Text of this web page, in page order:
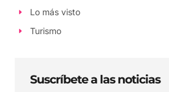
Lo más visto
Turismo
Suscríbete a las noticias